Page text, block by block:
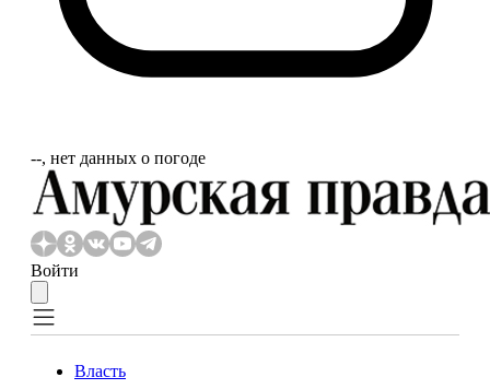
‐‐, нет данных о погоде
Войти
Власть